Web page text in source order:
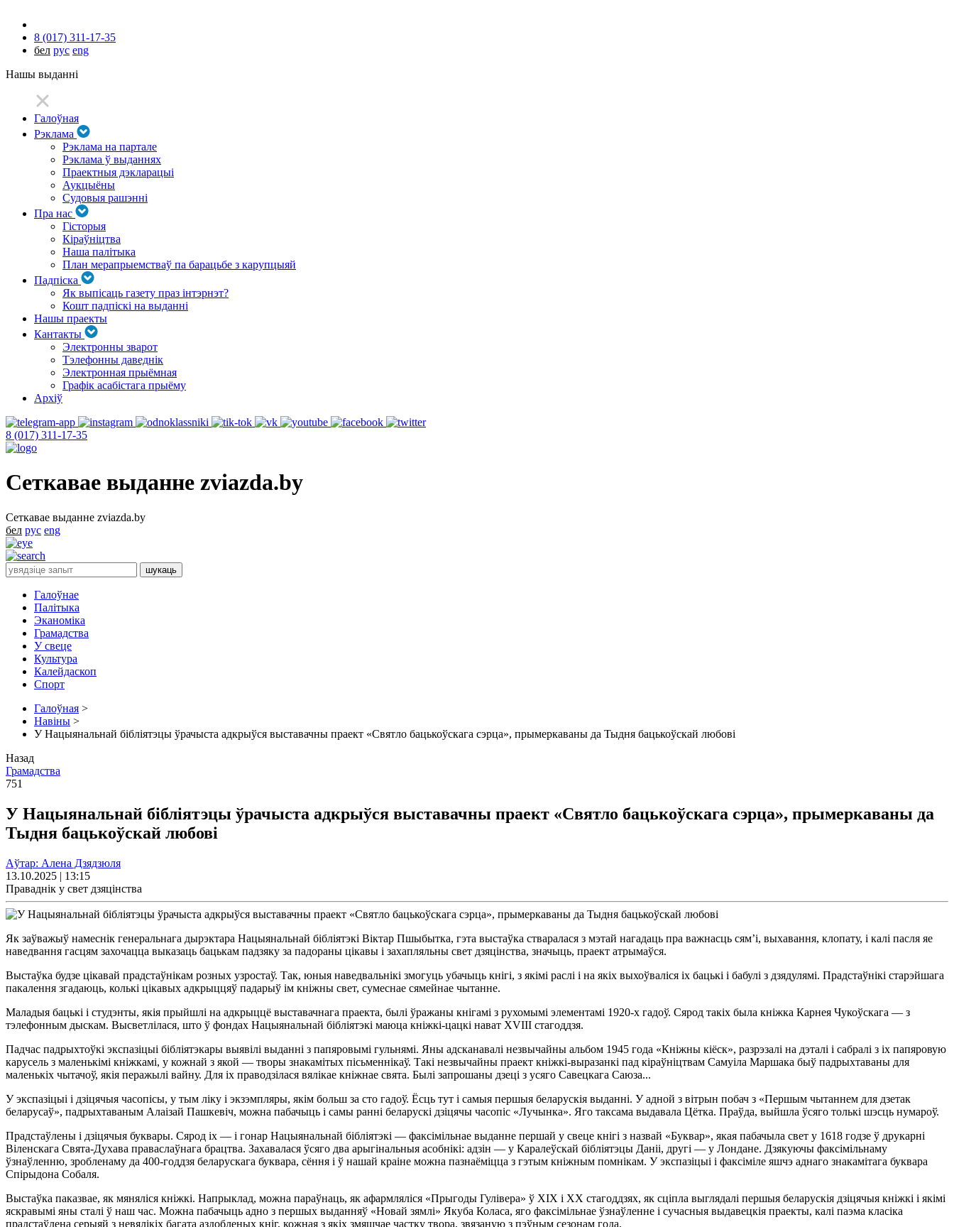
8 (017) 311-17-35
бел рус eng
Нашы выданні
Галоўная
Рэклама
Рэклама на партале
Рэклама ў выданнях
Праектныя дэкларацыі
Аукцыёны
Судовыя рашэнні
Пра нас
Гісторыя
Кіраўніцтва
Наша палітыка
План мерапрыемстваў па барацьбе з карупцыяй
Падпіска
Як выпісаць газету праз інтэрнэт?
Кошт падпіскі на выданні
Нашы праекты
Кантакты
Электронны зварот
Тэлефонны даведнік
Электронная прыёмная
Графік асабістага прыёму
Архіў
8 (017) 311-17-35
Сеткавае выданне zviazda.by
Сеткавае выданне zviazda.by
бел рус eng
Галоўнае
Палітыка
Эканоміка
Грамадства
У свеце
Культура
Калейдаскоп
Спорт
Галоўная >
Навіны >
У Нацыянальнай бібліятэцы ўрачыста адкрыўся выставачны праект «Святло бацькоўскага сэрца», прымеркаваны да Тыдня бацькоўскай любові
Назад
Грамадства
751
У Нацыянальнай бібліятэцы ўрачыста адкрыўся выставачны праект «Святло бацькоўскага сэрца», прымеркаваны да
Тыдня бацькоўскай любові
Аўтар: Алена Дзядзюля
13.10.2025 | 13:15
Праваднік у свет дзяцінства
Як заўважыў намеснік генеральнага дырэктара Нацыянальнай бібліятэкі Віктар Пшыбытка, гэта выстаўка стваралася з мэтай нагадаць пра важнасць сям’і, выхавання, клопату, і калі пасля яе
наведвання гасцям захочацца выказаць бацькам падзяку за падораны цікавы і захапляльны свет дзяцінства, значыць, праект атрымаўся.
Выстаўка будзе цікавай прадстаўнікам розных узростаў. Так, юныя наведвальнікі змогуць убачыць кнігі, з якімі раслі і на якіх выхоўваліся іх бацькі і бабулі з дзядулямі. Прадстаўнікі старэйшага
пакалення згадаюць, колькі цікавых адкрыццяў падарыў ім кніжны свет, сумеснае сямейнае чытанне.
Маладыя бацькі і студэнты, якія прыйшлі на адкрыццё выставачнага праекта, былі ўражаны кнігамі з рухомымі элементамі 1920-х гадоў. Сярод такіх была кніжка Карнея Чукоўскага — з
тэлефонным дыскам. Высветлілася, што ў фондах Нацыянальнай бібліятэкі маюца кніжкі-цацкі нават ХVІІІ стагоддзя.
Падчас падрыхтоўкі экспазіцыі бібліятэкары выявілі выданні з папяровымі гульнямі. Яны адсканавалі незвычайны альбом 1945 года «Кніжны кіёск», разрэзалі на дэталі і сабралі з іх папяровую
карусель з маленькімі кніжкамі, у кожнай з якой — творы знакамітых пісьменнікаў. Такі незвычайны праект кніжкі-выразанкі пад кіраўніцтвам Самуіла Маршака быў падрыхтаваны для
маленькіх чытачоў, якія перажылі вайну. Для іх праводзілася вялікае кніжнае свята. Былі запрошаны дзеці з усяго Савецкага Саюза...
У экспазіцыі і дзіцячыя часопісы, у тым ліку і экзэмпляры, якім больш за сто гадоў. Ёсць тут і самыя першыя беларускія выданні. У адной з вітрын побач з «Першым чытаннем для дзетак
беларусаў», падрыхтаваным Алаізай Пашкевіч, можна пабачыць і самы ранні беларускі дзіцячы часопіс «Лучынка». Яго таксама выдавала Цётка. Праўда, выйшла ўсяго толькі шэсць нумароў.
Прадстаўлены і дзіцячыя буквары. Сярод іх — і гонар Нацыянальнай бібліятэкі — факсімільнае выданне першай у свеце кнігі з назвай «Буквар», якая пабачыла свет у 1618 годзе ў друкарні
Віленскага Свята-Духава праваслаўнага брацтва. Захавалася ўсяго два арыгінальныя асобнікі: адзін — у Каралеўскай бібліятэцы Даніі, другі — у Лондане. Дзякуючы факсімільнаму
ўзнаўленню, зробленаму да 400-годдзя беларускага буквара, сёння і ў нашай краіне можна пазнаёміцца з гэтым кніжным помнікам. У экспазіцыі і факсіміле яшчэ аднаго знакамітага буквара
Спірыдона Собаля.
Выстаўка паказвае, як мяняліся кніжкі. Напрыклад, можна параўнаць, як афармляліся «Прыгоды Гулівера» ў ХІХ і ХХ стагоддзях, як сціпла выглядалі першыя беларускія дзіцячыя кніжкі і якімі
яскравымі яны сталі ў наш час. Можна пабачыць адно з першых выданняў «Новай зямлі» Якуба Коласа, яго факсімільнае ўзнаўленне і сучасныя выдавецкія праекты, калі паэма класіка
прадстаўлена серыяй з невялікіх багата аздобленых кніг, кожная з якіх змяшчае частку твора, звязаную з пэўным сезонам года.